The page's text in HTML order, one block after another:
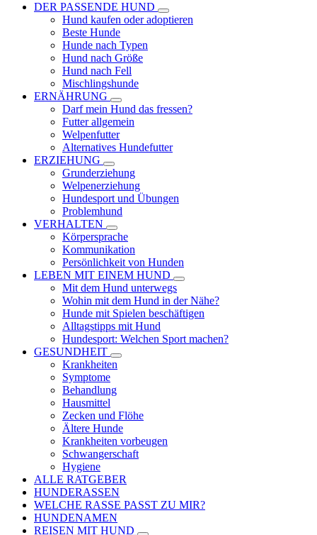
DER PASSENDE HUND
Hund kaufen oder adoptieren
Beste Hunde
Hunde nach Typen
Hund nach Größe
Hund nach Fell
Mischlingshunde
ERNÄHRUNG
Darf mein Hund das fressen?
Futter allgemein
Welpenfutter
Alternatives Hundefutter
ERZIEHUNG
Grunderziehung
Welpenerziehung
Hundesport und Übungen
Problemhund
VERHALTEN
Körpersprache
Kommunikation
Persönlichkeit von Hunden
LEBEN MIT EINEM HUND
Mit dem Hund unterwegs
Wohin mit dem Hund in der Nähe?
Hunde mit Spielen beschäftigen
Alltagstipps mit Hund
Hundesport: Welchen Sport machen?
GESUNDHEIT
Krankheiten
Symptome
Behandlung
Hausmittel
Zecken und Flöhe
Ältere Hunde
Krankheiten vorbeugen
Schwangerschaft
Hygiene
ALLE RATGEBER
HUNDERASSEN
WELCHE RASSE PASST ZU MIR?
HUNDENAMEN
REISEN MIT HUND